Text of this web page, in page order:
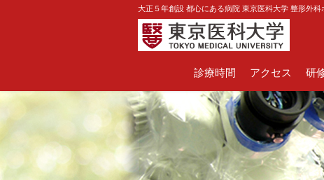
大正５年創設 都心にある病院 東京医科大学 整形外科
診療時間 アクセス 研